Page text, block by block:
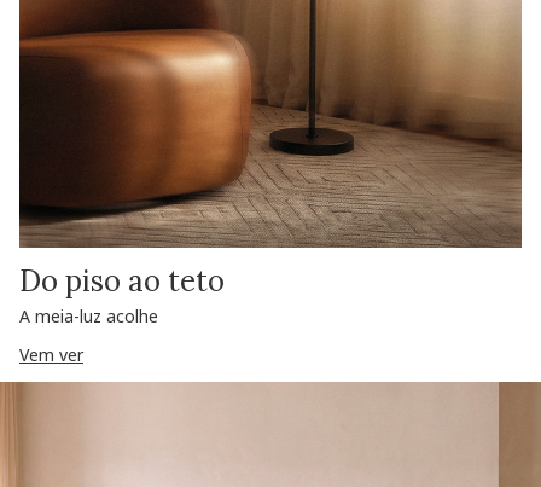
Do piso ao teto
A meia-luz acolhe
Vem ver